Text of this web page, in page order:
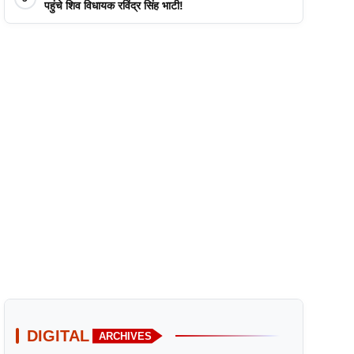
पहुंचे शिव विधायक रविंद्र सिंह भाटी!
DIGITAL ARCHIVES